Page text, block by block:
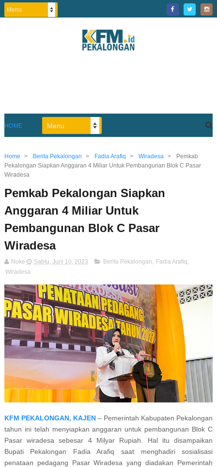
HOME
Home > Berita Pekalongan > Fadia Arafiq > Wiradesa >
Pemkab
Pekalongan Siapkan Anggaran 4 Miliar Untuk Pembangunan Blok C Pasar
Wiradesa
Pemkab Pekalongan Siapkan
Anggaran 4 Miliar Untuk
Pembangunan Blok C Pasar
Wiradesa
Nuke Sabtu, Juni 10, 2023 Berita Pekalongan, Fadia Arafiq,
Wiradesa
KFM PEKALONGAN, KAJEN– Pemerintah Kabupaten Pekalongan
tahun ini telah menyiapkan anggaran untuk pembangunan Blok C
Pasar wiradesa sebesar 4 Milyar Rupiah. Hal itu disampaikan
Bupati Pekalongan Fadia Arafiq saat menghadiri sosialisasi
penataan pedagang Pasar Wiradesa yang diadakan Pemerintah